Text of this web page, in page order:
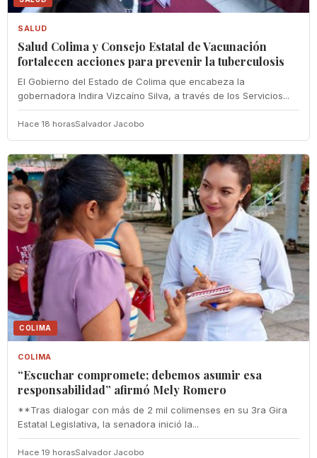
SALUD
Salud Colima y Consejo Estatal de Vacunación
fortalecen acciones para prevenir la tuberculosis
El Gobierno del Estado de Colima que encabeza la
gobernadora Indira Vizcaíno Silva, a través de los Servicios...
Hace 18 horasSalvador Jacobo
COLIMA
COLIMA
“Escuchar compromete; debemos asumir esa
responsabilidad” afirmó Mely Romero
**Tras dialogar con más de 2 mil colimenses en su 3ra Gira
Estatal Legislativa, la senadora inició la...
Hace 19 horasSalvador Jacobo